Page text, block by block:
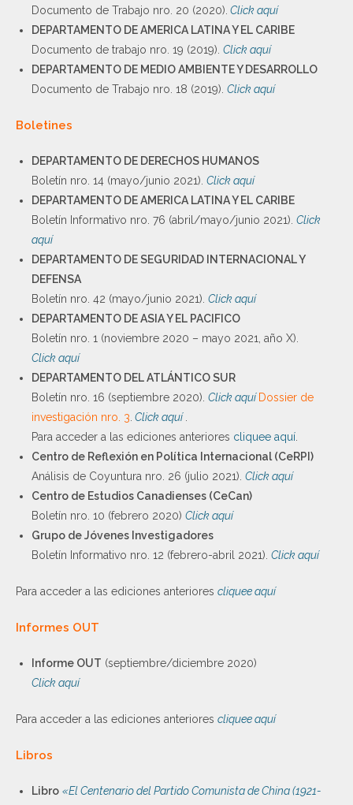
Documento de Trabajo nro. 20 (2020). Click aquí
DEPARTAMENTO DE AMERICA LATINA Y EL CARIBE
Documento de trabajo nro. 19 (2019). Click aquí
DEPARTAMENTO DE MEDIO AMBIENTE Y DESARROLLO
Documento de Trabajo nro. 18 (2019). Click aquí
Boletines
DEPARTAMENTO DE DERECHOS HUMANOS
Boletín nro. 14 (mayo/junio 2021). Click aquí
DEPARTAMENTO DE AMERICA LATINA Y EL CARIBE
Boletín Informativo nro. 76 (abril/mayo/junio 2021). Click
aquí
DEPARTAMENTO DE SEGURIDAD INTERNACIONAL Y
DEFENSA
Boletín nro. 42 (mayo/junio 2021). Click aquí
DEPARTAMENTO DE ASIA Y EL PACIFICO
Boletín nro. 1 (noviembre 2020 – mayo 2021, año X).
Click aquí
DEPARTAMENTO DEL ATLÁNTICO SUR
Boletín nro. 16 (septiembre 2020). Click aquí Dossier de
investigación nro. 3. Click aquí.
Para acceder a las ediciones anteriores cliquee aquí.
Centro de Reflexión en Política Internacional (CeRPI)
Análisis de Coyuntura nro. 26 (julio 2021). Click aquí
Centro de Estudios Canadienses (CeCan)
Boletín nro. 10 (febrero 2020) Click aquí
Grupo de Jóvenes Investigadores
Boletín Informativo nro. 12 (febrero-abril 2021). Click aquí
Para acceder a las ediciones anteriores cliquee aquí
Informes OUT
Informe OUT (septiembre/diciembre 2020)
Click aquí
Para acceder a las ediciones anteriores cliquee aquí
Libros
Libro «El Centenario del Partido Comunista de China (1921-